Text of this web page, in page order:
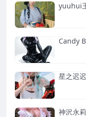
yuuhui
Candy
星之迟
神沢永